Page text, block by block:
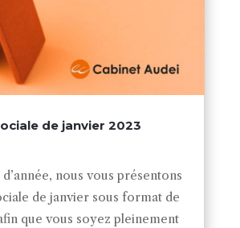
de janvier 2023
nous vous présentons
de janvier sous format de
que vous soyez pleinement